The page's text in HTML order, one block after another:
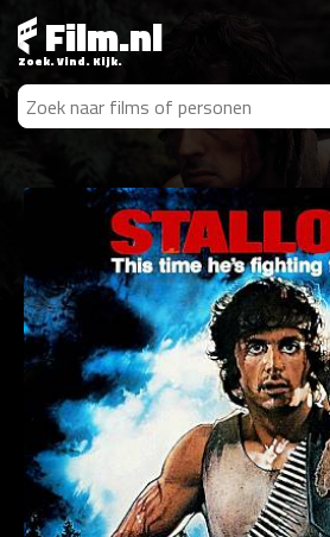
Film.nl
Zoek. Vind. Kijk.